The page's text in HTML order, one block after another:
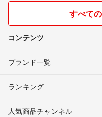
すべて
コンテンツ
ブランド一覧
ランキング
人気商品チャンネル